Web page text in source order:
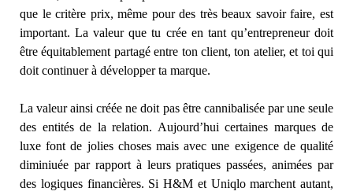
que le critère prix, même pour des très beaux savoir faire, est
important. La valeur que tu crée en tant qu’entrepreneur doit
être équitablement partagé entre ton client, ton atelier, et toi qui
doit continuer à développer ta marque.
La valeur ainsi créée ne doit pas être cannibalisée par une seule
des entités de la relation. Aujourd’hui certaines marques de
luxe font de jolies choses mais avec une exigence de qualité
diminiuée par rapport à leurs pratiques passées, animées par
des logiques financières. Si H&M et Uniqlo marchent autant,